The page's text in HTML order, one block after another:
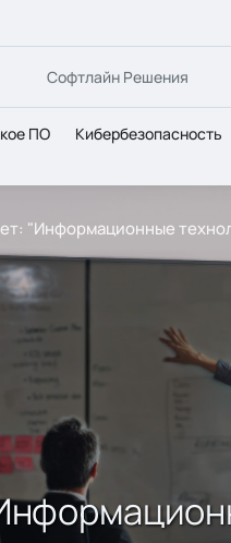
Софтлайн Решения
ПО Кибербезопасность
"Информационные